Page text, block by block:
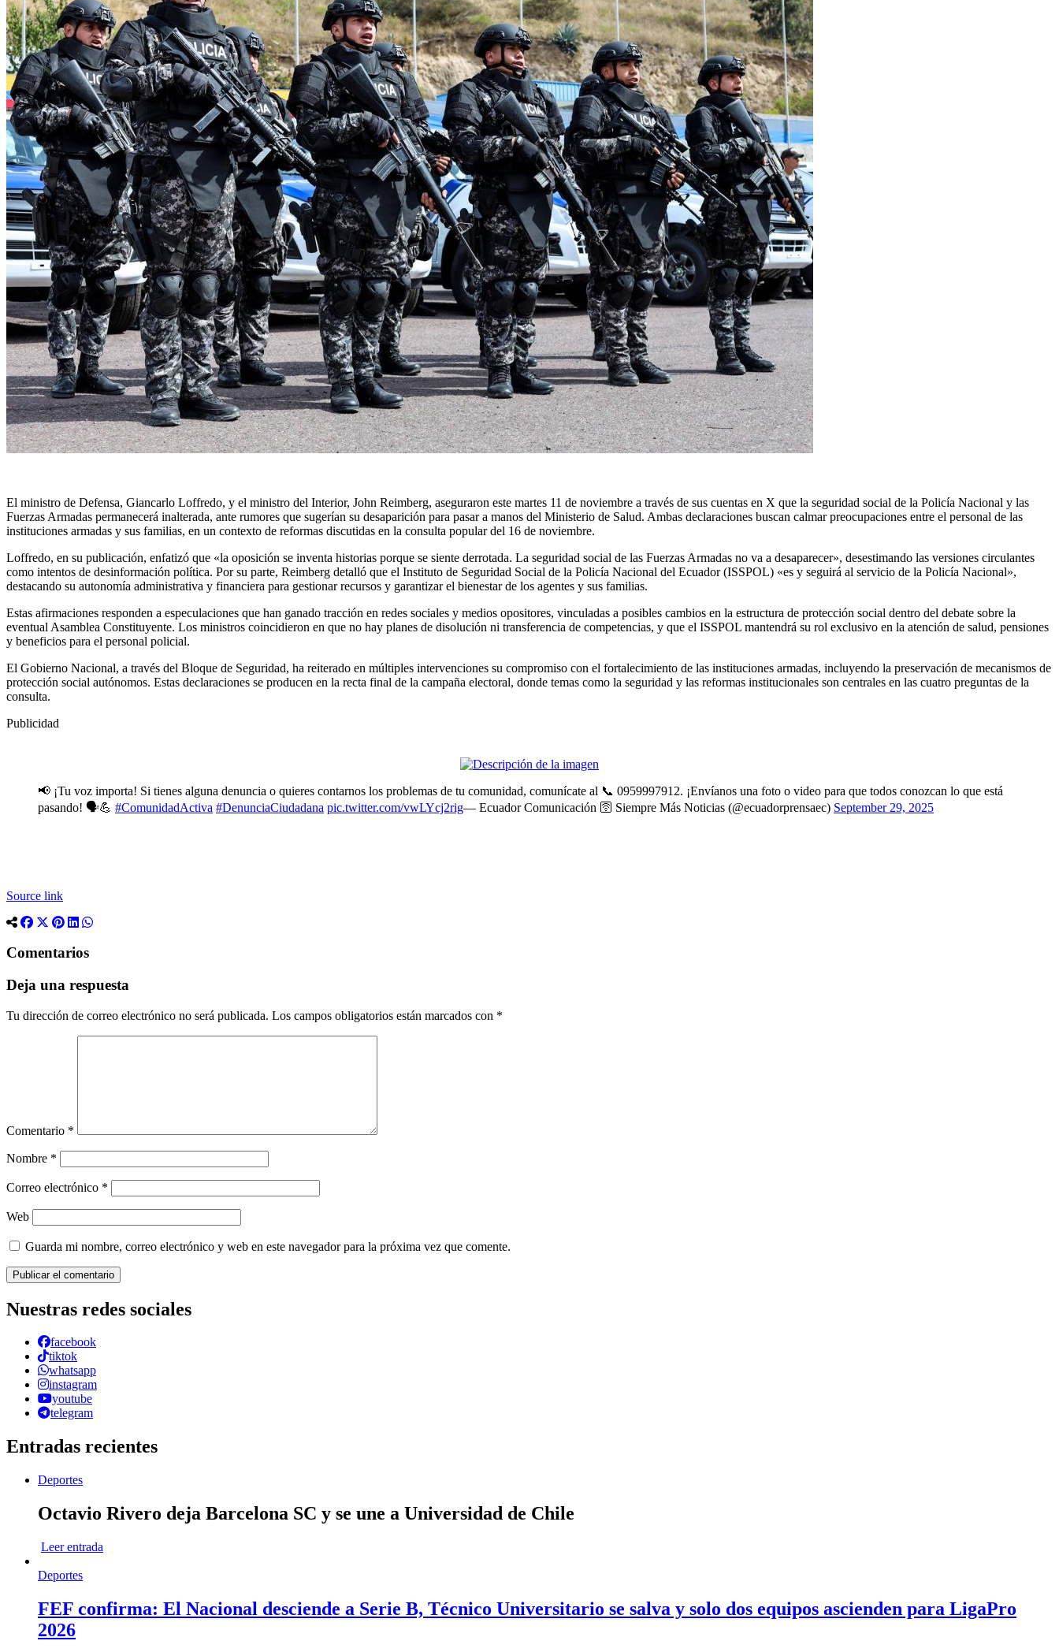
El ministro de Defensa, Giancarlo Loffredo, y el ministro del Interior, John Reimberg, aseguraron este martes 11 de noviembre a través de sus cuentas en X que la seguridad social de la Policía Nacional y las
Fuerzas Armadas permanecerá inalterada, ante rumores que sugerían su desaparición para pasar a manos del Ministerio de Salud. Ambas declaraciones buscan calmar preocupaciones entre el personal de las
instituciones armadas y sus familias, en un contexto de reformas discutidas en la consulta popular del 16 de noviembre.
Loffredo, en su publicación, enfatizó que «la oposición se inventa historias porque se siente derrotada. La seguridad social de las Fuerzas Armadas no va a desaparecer», desestimando las versiones circulantes
como intentos de desinformación política. Por su parte, Reimberg detalló que el Instituto de Seguridad Social de la Policía Nacional del Ecuador (ISSPOL) «es y seguirá al servicio de la Policía Nacional»,
destacando su autonomía administrativa y financiera para gestionar recursos y garantizar el bienestar de los agentes y sus familias.
Estas afirmaciones responden a especulaciones que han ganado tracción en redes sociales y medios opositores, vinculadas a posibles cambios en la estructura de protección social dentro del debate sobre la
eventual Asamblea Constituyente. Los ministros coincidieron en que no hay planes de disolución ni transferencia de competencias, y que el ISSPOL mantendrá su rol exclusivo en la atención de salud, pensiones
y beneficios para el personal policial.
El Gobierno Nacional, a través del Bloque de Seguridad, ha reiterado en múltiples intervenciones su compromiso con el fortalecimiento de las instituciones armadas, incluyendo la preservación de mecanismos de
protección social autónomos. Estas declaraciones se producen en la recta final de la campaña electoral, donde temas como la seguridad y las reformas institucionales son centrales en las cuatro preguntas de la
consulta.
Publicidad
📢 ¡Tu voz importa! Si tienes alguna denuncia o quieres contarnos los problemas de tu comunidad, comunícate al 📞 0959997912. ¡Envíanos una foto o video para que todos conozcan lo que está
pasando! 🗣️💪 #ComunidadActiva #DenunciaCiudadana pic.twitter.com/vwLYcj2rig— Ecuador Comunicación 🛜 Siempre Más Noticias (@ecuadorprensaec) September 29, 2025
Source link
Comentarios
Deja una respuesta
Tu dirección de correo electrónico no será publicada. Los campos obligatorios están marcados con *
Comentario *
Nombre *
Correo electrónico *
Web
Guarda mi nombre, correo electrónico y web en este navegador para la próxima vez que comente.
Nuestras redes sociales
facebook
tiktok
whatsapp
instagram
youtube
telegram
Entradas recientes
Deportes
Octavio Rivero deja Barcelona SC y se une a Universidad de Chile
Leer entrada
Deportes
FEF confirma: El Nacional desciende a Serie B, Técnico Universitario se salva y solo dos equipos ascienden para LigaPro
2026